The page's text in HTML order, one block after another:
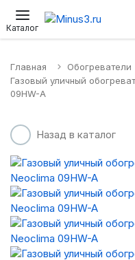
Каталог
Настенные сплит-
Главная
Обогреватели
Газовый уличный
09HW-A
Назад в каталог